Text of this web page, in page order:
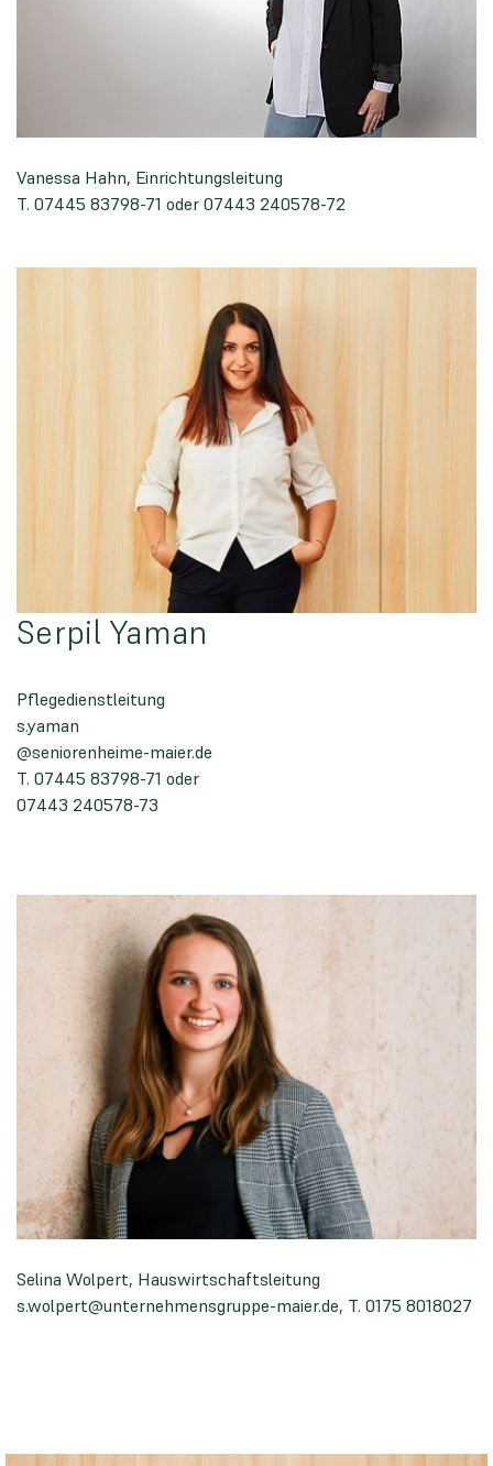
Vanessa Hahn, Einrichtungsleitung
T. 07445 83798-71 oder 07443 240578-72
Serpil Yaman
Pflegedienstleitung
s.yaman
@seniorenheime-maier.de
T. 07445 83798-71 oder
07443 240578-73
Selina Wolpert, Hauswirtschaftsleitung
s.wolpert@unternehmensgruppe-maier.de, T. 0175 8018027